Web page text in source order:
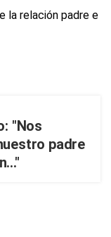
"Nos
padre